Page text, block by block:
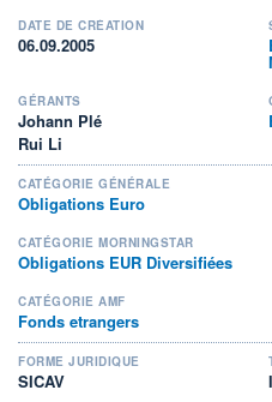
DATE DE CRÉATION
06.09.2005
GÉRANTS
Johann Plé
Rui Li
CATÉGORIE GÉNÉRALE
Obligations Euro
CATÉGORIE MORNINGSTAR
Obligations EUR Diversifiées
CATÉGORIE AMF
Fonds etrangers
FORME JURIDIQUE
SICAV